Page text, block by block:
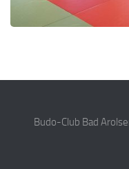
Budo-Club Bad